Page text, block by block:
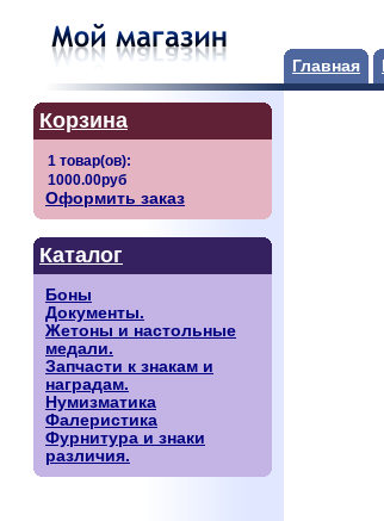
Главная
Корзина
Оформить заказ
Каталог
Боны
Документы.
Жетоны и настольные
медали.
Запчасти к знакам и
наградам.
Нумизматика
Фалеристика
Фурнитура и знаки
различия.